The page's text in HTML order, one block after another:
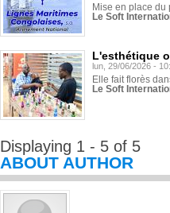
Mise en place
Le Soft
L'esthétique
lun, 29/06/2026 -
Elle fait florès
Le Soft
Displaying 1 - 5 of 5
ABOUT AUTHOR